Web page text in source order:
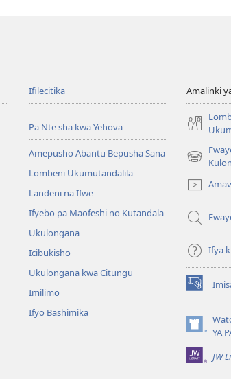
Ifilecitika
Pa Nte sha kwa Yehova
Amepusho Abantu Bepusha Sana
Lombeni Ukumutandalila
Landeni na Ifwe
Ifyebo pa Maofeshi no Kutandala
Ukulongana
Icibukisho
Ukulongana kwa Citungu
Imilimo
Ifyo Bashimika
Amalinki
(yalaisula
imbi)
Ifya
(yalaisula
na
imbi)
YA
(yalaisula
na
imbi) JW